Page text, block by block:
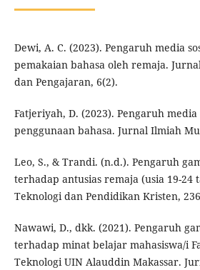
Dewi, A. C. (2023). Pengaruh media
pemakaian bahasa oleh remaja.
dan Pengajaran, 6(2).
Fatjeriyah, D. (2023). Pengaruh
penggunaan bahasa. Jurnal Ilmiah
Leo, S., & Trandi. (n.d.). Pengaruh
terhadap antusias remaja (usia 19-24
Teknologi dan Pendidikan Kristen,
Nawawi, D., dkk. (2021). Pengaruh
terhadap minat belajar mahasiswa/i
Teknologi UIN Alauddin Makassar.